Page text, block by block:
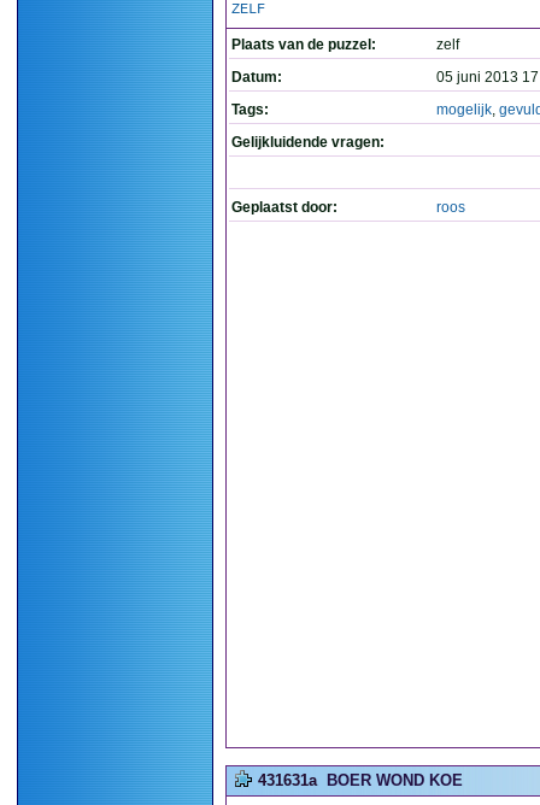
ZELF
Plaats van de puzzel:
zelf
Datum:
05 juni 2013
Tags:
mogelijk,
Gelijkluidende vragen:
Geplaatst door: roos
431631a BOER WOND KOE